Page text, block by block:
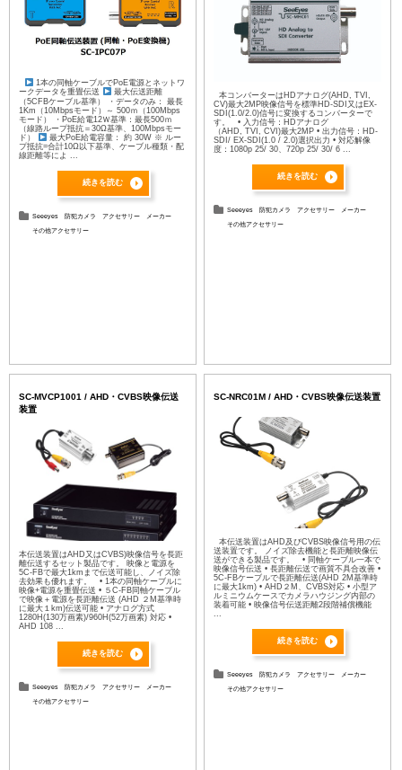
1本の同軸ケーブルでPoE電源とネットワ
ークデータを重畳伝送
最大伝送距離
（5CFBケーブル基準） ・データのみ： 最長
1Km（10Mbpsモード）～ 500ｍ（100Mbps
モード） ・PoE給電12Ｗ基準：最長500ｍ
（線路ループ抵抗＝30Ω基準、100Mbpsモー
ド）
最大PoE給電容量： 約 30W ※ ルー
プ抵抗=合計10Ω以下基準、ケーブル種類・配
線距離等によ ...
続きを読む
Seeeyes 防犯カメラ アクセサリー メーカー
その他アクセサリー
本コンバーターはHDアナログ(AHD, TVI,
CV)最大2MP映像信号を標準HD-SDI又はEX-
SDI(1.0/2.0)信号に変換するコンバーターで
す。 • 入力信号：HDアナログ
（AHD, TVI, CVI)最大2MP • 出力信号：HD-
SDI/ EX-SDI(1.0 / 2.0)選択出力 • 対応解像
度：1080p 25/ 30、720p 25/ 30/ 6 ...
続きを読む
Seeeyes 防犯カメラ アクセサリー メーカー
その他アクセサリー
SC-MVCP1001 / AHD・CVBS映像伝送
装置
本伝送装置はAHD又はCVBS)映像信号を長距
離伝送するセット製品です。 映像と電源を
5C-FBで最大1kmまで伝送可能し、ノイズ除
去効果も優れます。 • 1本の同軸ケーブルに
映像+電源を重畳伝送 • ５C-FB同軸ケーブル
で映像＋電源を長距離伝送 (AHD ２M基準時
に最大１km)伝送可能 • アナログ方式
1280H(130万画素)/960H(52万画素) 対応 •
AHD 108 ...
続きを読む
Seeeyes 防犯カメラ アクセサリー メーカー
その他アクセサリー
SC-NRC01M / AHD・CVBS映像伝送装置
本伝送装置はAHD及びCVBS映像信号用の伝
送装置です。 ノイズ除去機能と長距離映像伝
送ができる製品です。 • 同軸ケーブル一本で
映像信号伝送 • 長距離伝送で画質不具合改善 •
5C-FBケーブルで長距離伝送(AHD 2M基準時
に最大1km) • AHD２M、CVBS対応 • 小型ア
ルミニウムケースでカメラハウジング内部の
装着可能 • 映像信号伝送距離2段階補償機能
...
続きを読む
Seeeyes 防犯カメラ アクセサリー メーカー
その他アクセサリー